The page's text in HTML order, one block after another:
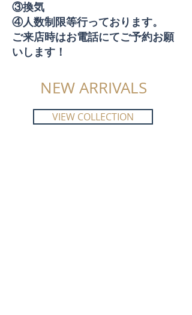
③換気
④人数制限等行っております。
ご来店時はお電話にてご予約お願
いします！
NEW ARRIVALS
VIEW COLLECTION